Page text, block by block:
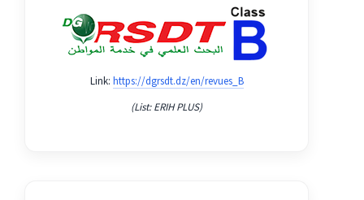
Link: https://dgrsdt.dz/en/revues_B
(List: ERIH PLUS)